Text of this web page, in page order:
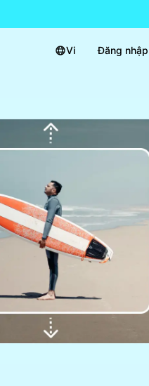
Vi Đăng nhập